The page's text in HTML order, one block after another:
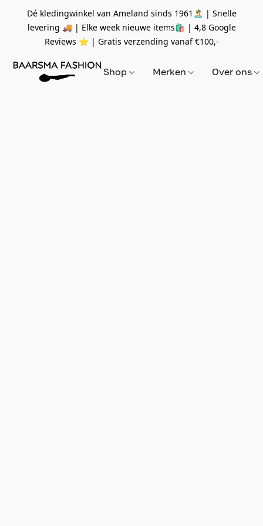
Dé kledingwinkel van Ameland sinds 1961🏝 | Snelle
levering 🚚 | Elke week nieuwe items🛍 | 4,8 Google
Reviews ⭐️ | Gratis verzending vanaf€100,-
Shop Merken Over ons